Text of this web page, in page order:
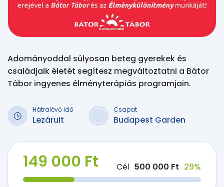
Adományoddal súlyosan beteg gyerekek és
családjaik életét segítesz megváltoztatni a Bátor
Tábor ingyenes élményterápiás programjain.
Hátralévő idő
Lezárult
Csapat
Budapest Garden
149 000 Ft Cél 500 000 Ft 29%